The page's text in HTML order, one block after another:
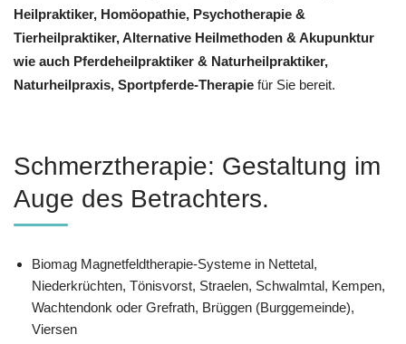
Heilpraktiker, ‎Homöopathie, ‎Psychotherapie &
‎Tierheilpraktiker, Alternative Heilmethoden & Akupunktur
wie auch Pferdeheilpraktiker & Naturheilpraktiker,
Naturheilpraxis, Sportpferde-Therapie für Sie bereit.
Schmerztherapie: Gestaltung im
Auge des Betrachters.
Biomag Magnetfeldtherapie-Systeme in Nettetal,
Niederkrüchten, Tönisvorst, Straelen, Schwalmtal, Kempen,
Wachtendonk oder Grefrath, Brüggen (Burggemeinde),
Viersen